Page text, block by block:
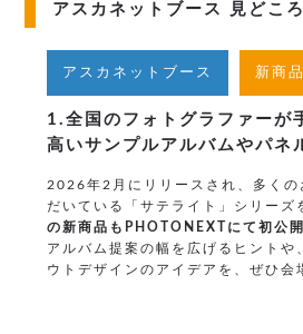
アスカネットブース 見どころ
アスカネットブース 新商品
1.全国のフォトグラファーが
高いサンプルアルバムやパネ
2026年2月にリリースされ、多くの
だいている「サテライト」シリーズ
の新商品もPHOTONEXTにて初公開
アルバム提案の幅を広げるヒントや
ウトデザインのアイデアを、ぜひ会